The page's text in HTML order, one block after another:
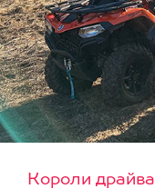
Короли драйва